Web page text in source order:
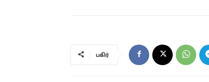
பகிர்